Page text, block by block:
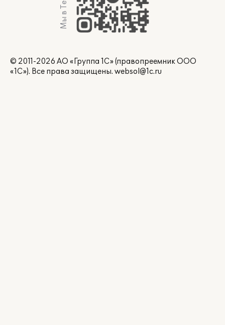
© 2011-2026 АО «Группа 1С» (правопреемник ООО
«1С»). Все права защищены. websol@1c.ru